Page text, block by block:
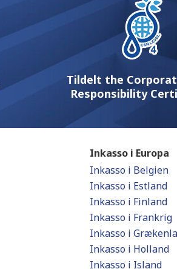
Tildelt the
Responsibility
Inkasso i Europa
Inkasso i Belgien
Inkasso i Estland
Inkasso i Finland
Inkasso i Frankrig
Inkasso i
Inkasso i Holland
Inkasso i Island